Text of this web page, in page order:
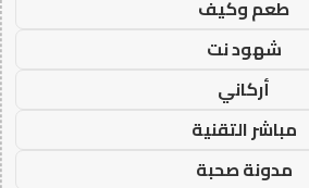
طعم وكيف
شهود نت
أركاني
مباشر التقنية
مدونة صحبة